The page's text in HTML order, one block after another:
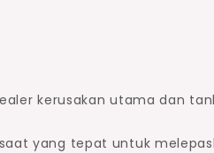
kerusakan utama dan
yang tepat untuk